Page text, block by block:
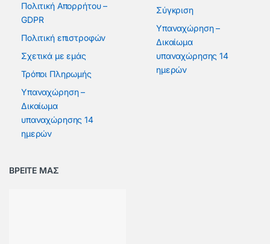
Πολιτική Απορρήτου –
GDPR
Πολιτική επιστροφών
Σχετικά με εμάς
Τρόποι Πληρωμής
Υπαναχώρηση –
Δικαίωμα
υπαναχώρησης 14
ημερών
Σύγκριση
Υπαναχώρηση –
Δικαίωμα
υπαναχώρησης 14
ημερών
ΒΡΕΙΤΕ ΜΑΣ